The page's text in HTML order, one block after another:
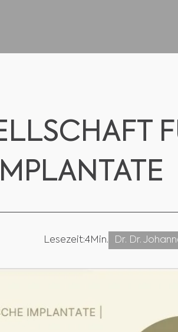
Lesezeit:4Min. Dr. Dr.